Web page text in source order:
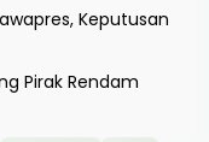
Keputusan
Pirak Rendam